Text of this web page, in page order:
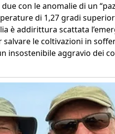
con le anomalie di un
di 1,27 gradi
è addirittura scattata
le coltivazioni in
insostenibile aggravio dei